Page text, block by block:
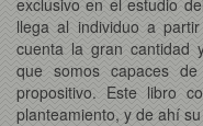
llega al individuo a
cuenta la gran cantidad
que somos capaces
propositivo. Este libro
planteamiento, y de ahí